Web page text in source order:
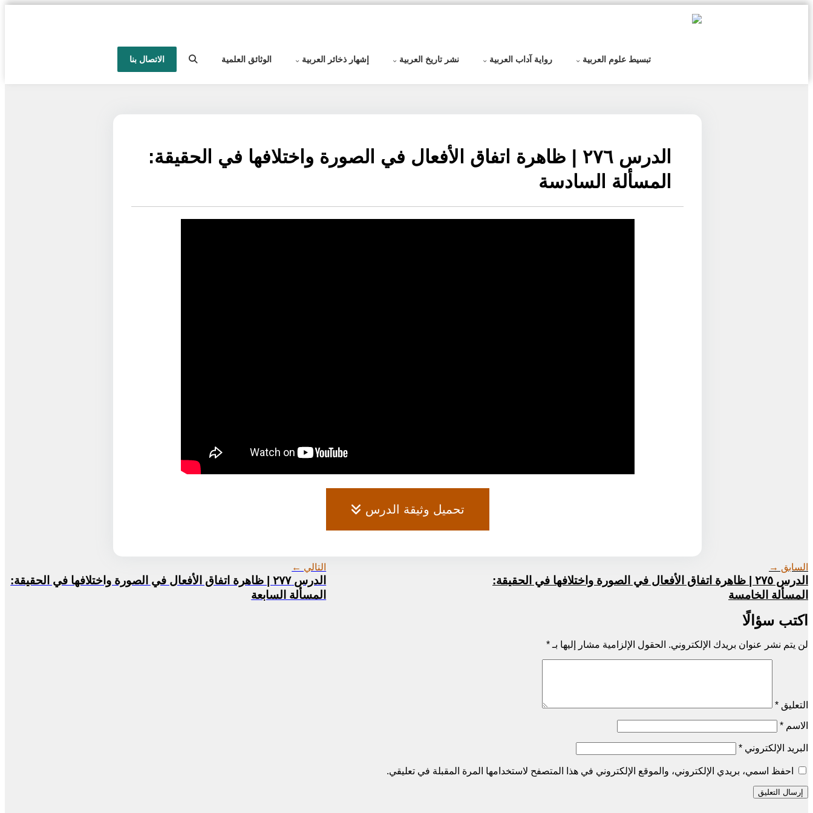
تبسيط علوم العربية رواية آداب العربية نشر تاريخ العربية إشهار ذخائر العربية الوثائق العلمية الاتصال بنا
الدرس ٢٧٦ | ظاهرة اتفاق الأفعال في الصورة واختلافها في الحقيقة:
المسألة السادسة
تحميل وثيقة الدرس
السابق →
الدرس ٢٧٥ | ظاهرة اتفاق الأفعال في الصورة واختلافها في الحقيقة:
المسألة الخامسة
التالي ←
الدرس ٢٧٧ | ظاهرة اتفاق الأفعال في الصورة واختلافها في الحقيقة:
المسألة السابعة
اكتب سؤالًا
لن يتم نشر عنوان بريدك الإلكتروني. الحقول الإلزامية مشار إليها بـ *
التعليق *
الاسم *
البريد الإلكتروني *
احفظ اسمي، بريدي الإلكتروني، والموقع الإلكتروني في هذا المتصفح لاستخدامها المرة المقبلة في تعليقي.